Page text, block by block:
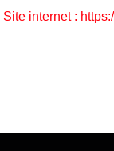
Site internet :